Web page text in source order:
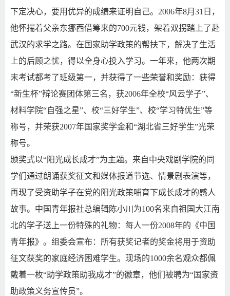
下定决心，要用优异的成绩来证明自己。2006年8月31日，
他怀揣着父亲东挪西借筹来的700元钱，架着双拐踏上了赴
武汉的求学之路。在国家助学政策的帮扶下，解决了生活
上的后顾之忧，得以全身心投入学习。一年来，他两次期
末考试都考了班级第一，并获得了一些荣誉和奖励：获得
“新生杯”辩论赛团体第三名，获2006年全校“风云学子”、
材料学院“自强之星”、校“三好学生”、校“学习特优生”等
称号，并荣获2007年国家奖学金和“湖北省三好学生”光荣
称号。
颁奖式以“阳光成长成才”为主题。来自中央戏剧学院的同
学们通过朗诵获奖征文和媒体报道节选、情景剧表演等，
再现了受资助学子在党的阳光政策哺育下成长成才的感人
故事。中国青年报社总编辑陈小川为100名来自祖国大江南
北的学子送上一份特殊的礼物：每人一份2008年的《中国
青年报》。组委会宣布：所有获奖记者的奖金将用于资助
征文获奖的家庭经济困难学生。现场的1000余名观众都佩
戴着一枚“助学政策助我成才”的徽章，他们被聘为“国家资
助政策义务宣传员”。